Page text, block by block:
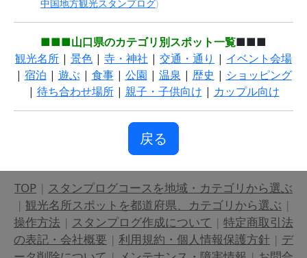
中国地方観光スタンプログ)
■■■山口県のカテゴリ別スポット一覧■■■
観光名所 | 景色 | 寺・神社 | 交通・通り | イベント会場
| 宿泊 | 遊ぶ| 食事| 公園 | 温泉 | 歴史 | ショッピング
| 待ち合わせ場所| 親子・子供向け | カップル向け
戻る
TOP | スタンプログコースを地域・カテゴリから選ぶ
| 観光名所スポットを都道府県、カテゴリから選ぶ |
操作方法 | スタンプログ作成について | 特定商取引法
の表記・会社概要 | 利用規約・個人情報保護方針 | デ